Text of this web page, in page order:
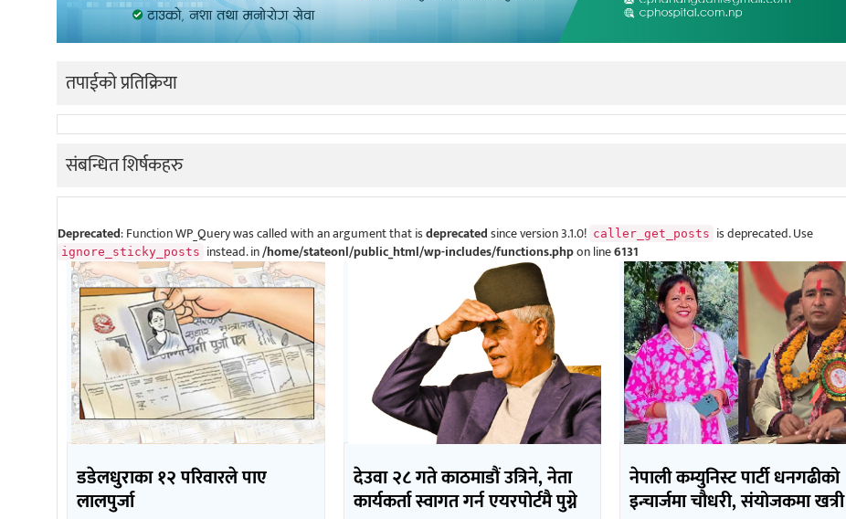
तपाईको प्रतिक्रिया
संबन्धित शिर्षकहरु
Deprecated: Function WP_Query was called with an argument that isdeprecatedsince version 3.1.0! caller_get_posts is deprecated. Use
ignore_sticky_posts instead. in/home/stateonl/public_html/wp-includes/functions.phpon line6131
डडेलधुराका १२ परिवारले पाए
लालपुर्जा
देउवा २८ गते काठमाडौं उत्रिने, नेता
कार्यकर्ता स्वागत गर्न एयरपोर्टमै पुग्ने
नेपाली कम्युनिस्ट पार्टी धनगढीको
इन्चार्जमा चौधरी, संयोजकमा खत्री